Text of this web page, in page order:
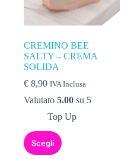
CREMINO BEE
SALTY – CREMA
SOLIDA
€ 8,90 IVA Inclusa
Valutato 5.00 su 5
Top Up
Scegli